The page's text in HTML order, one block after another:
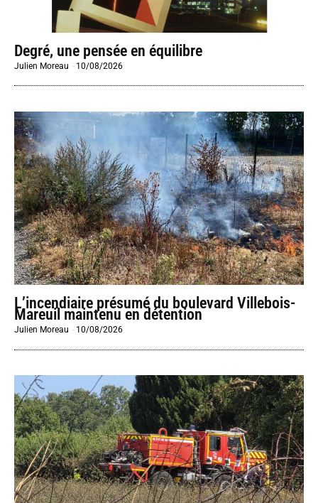
Degré, une pensée en équilibre
Julien Moreau - 10/08/2026
L’incendiaire présumé du boulevard Villebois-
Mareuil maintenu en détention
Julien Moreau - 10/08/2026